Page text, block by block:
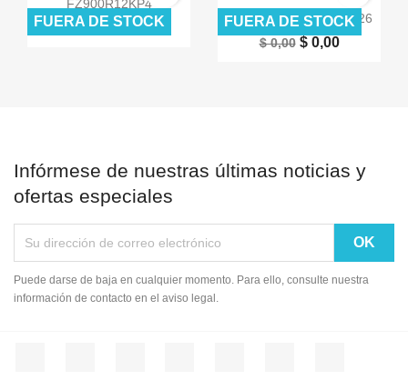
FZ900R12KP4
$ 0,00 $ 0,00
FUERA DE STOCK
 Vista rápida
BSM15GD120DN2E3226
$ 0,00 $ 0,00
FUERA DE STOCK
Infórmese de nuestras últimas noticias y
ofertas especiales
Puede darse de baja en cualquier momento. Para ello, consulte nuestra
información de contacto en el aviso legal.